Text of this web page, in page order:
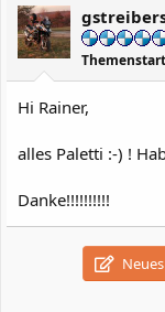
Hi Rainer,
alles Paletti :-) !
Danke!!!!!!!!!!